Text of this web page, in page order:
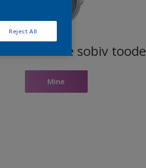
toonile sobiv toode
Mine
Reject All